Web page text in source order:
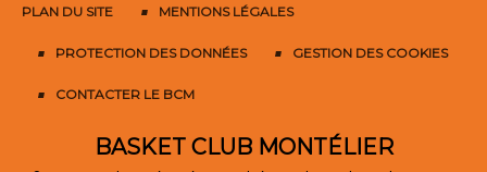
PLAN DU SITE MENTIONS LÉGALES
PROTECTION DES DONNÉES GESTION DES COOKIES
CONTACTER LE BCM
BASKET CLUB MONTÉLIER